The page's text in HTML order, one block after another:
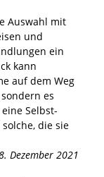
Auswahl mit
und
ein
kann
auf dem Weg
es
Selbst-
die sie
Dezember 2021